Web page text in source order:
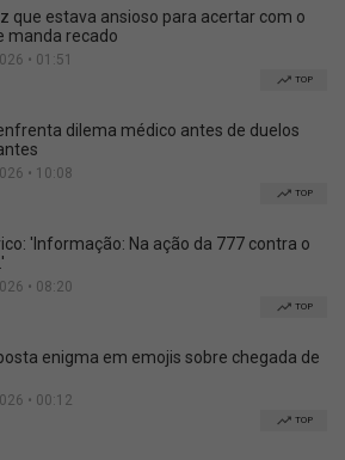
que estava ansioso para acertar com o
manda recado
• 01:51
TOP
dilema médico antes de duelos
• 10:08
TOP
'Informação: Na ação da 777 contra o
• 08:20
TOP
enigma em emojis sobre chegada de
• 00:12
TOP